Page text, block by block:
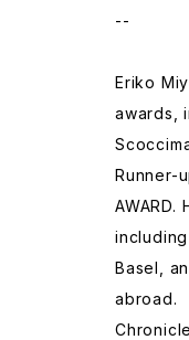
--
Eriko
awards,
Runner-
Basel,
abroad.